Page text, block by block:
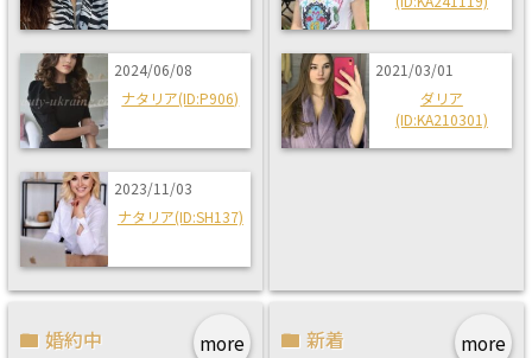
2024/06/08
ナタリア(ID:P906)
2023/11/03
ナタリア(ID:SH137)
2021/03/01
ダリア
(ID:KA210301)
more
婚約中 more
新着